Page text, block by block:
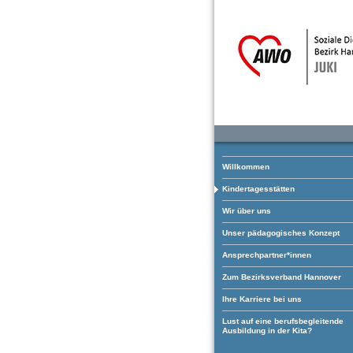
Willkommen
Kindertagesstätten
Wir über uns
Unser pädagogisches Konzept
Ansprechpartner*innen
Zum Bezirksverband Hannover
Ihre Karriere bei uns
Lust auf eine berufsbegleitende
Ausbildung in der Kita?